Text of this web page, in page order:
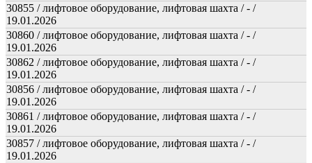
30855 / лифтовое оборудование, лифтовая шахта / - /
19.01.2026
30860 / лифтовое оборудование, лифтовая шахта / - /
19.01.2026
30862 / лифтовое оборудование, лифтовая шахта / - /
19.01.2026
30856 / лифтовое оборудование, лифтовая шахта / - /
19.01.2026
30861 / лифтовое оборудование, лифтовая шахта / - /
19.01.2026
30857 / лифтовое оборудование, лифтовая шахта / - /
19.01.2026